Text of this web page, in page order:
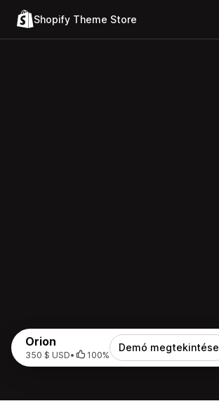
Shopify Theme Store
Orion
350 $ USD• 100%
Demó megtekintése